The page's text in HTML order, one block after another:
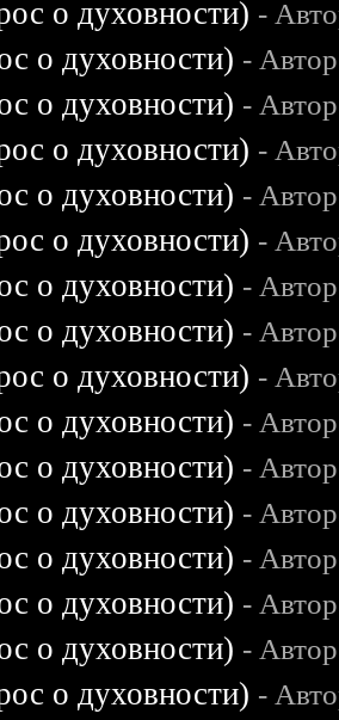
о духовности) -
о духовности) -
о духовности) -
о духовности) -
о духовности) -
о духовности) -
о духовности) -
о духовности) -
о духовности) -
о духовности) -
о духовности) -
о духовности) -
о духовности) -
о духовности) -
о духовности) -
о духовности) -